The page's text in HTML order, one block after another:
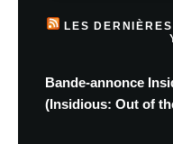
LES
Bande-annonce
(Insidious: Out of